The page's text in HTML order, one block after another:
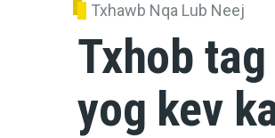
Txhawb Nqa Lub Neej
Txhob
yog kev